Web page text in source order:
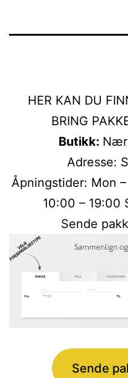
HER KAN DU
BRING
Butikk:
Adresse:
Åpningstider: Mon
10:00 – 19:00
Sende
Sende